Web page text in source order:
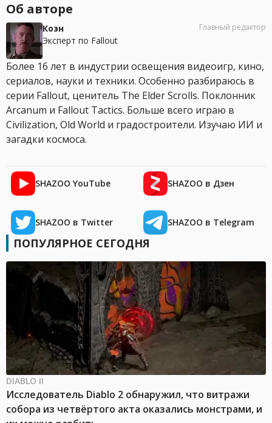
Об авторе
Коэн
Эксперт по Fallout
Главный редактор
Более 16 лет в индустрии освещения видеоигр, кино,
сериалов, науки и техники. Особенно разбираюсь в
серии Fallout, ценитель The Elder Scrolls. Поклонник
Arcanum и Fallout Tactics. Больше всего играю в
Civilization, Old World и градостроители. Изучаю ИИ и
загадки космоса.
SHAZOO YouTube SHAZOO в Дзен
SHAZOO в Twitter SHAZOO в Telegram
ПОПУЛЯРНОЕ СЕГОДНЯ
DIABLO II
Исследователь Diablo 2 обнаружил, что витражи
собора из четвёртого акта оказались монстрами, и